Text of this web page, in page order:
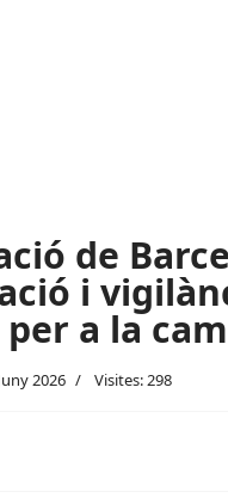
de
i
a la
2026 Visites: 298